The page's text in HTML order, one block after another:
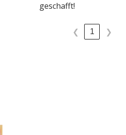
geschafft!
❮ 1 ❯